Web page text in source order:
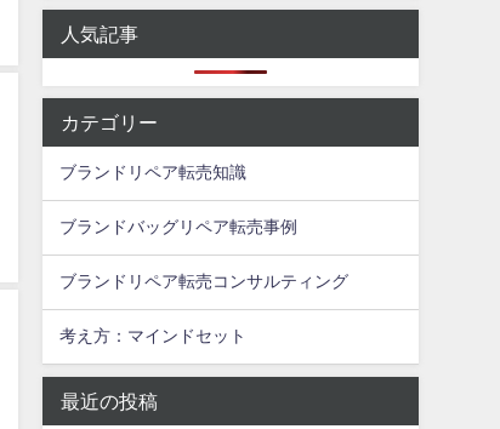
人気記事
カテゴリー
ブランドリペア転売知識
ブランドバッグリペア転売事例
ブランドリペア転売コンサルティング
考え方：マインドセット
最近の投稿